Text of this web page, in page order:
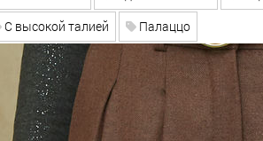
С высокой талией
Палаццо